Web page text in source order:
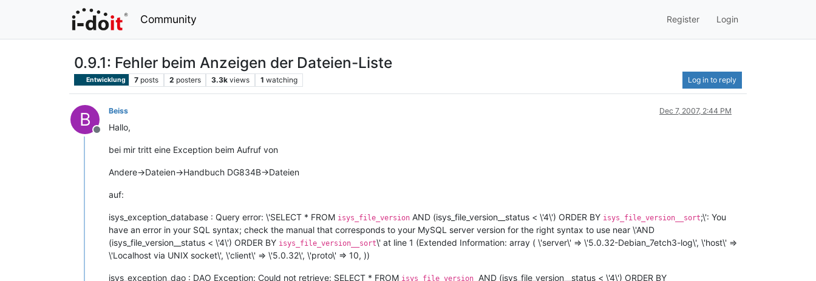
Community Register Login
0.9.1: Fehler beim Anzeigen der Dateien-Liste
Entwicklung 7 posts 2 posters 3.3k views 1 watching Log in to reply
B
Offline
Beiss Dec 7, 2007, 2:44 PM
Hallo,
bei mir tritt eine Exception beim Aufruf von
Andere->Dateien->Handbuch DG834B->Dateien
auf:
isys_exception_database : Query error: \'SELECT * FROM isys_file_version AND (isys_file_version__status < \'4\') ORDER BY isys_file_version__sort;\': You
have an error in your SQL syntax; check the manual that corresponds to your MySQL server version for the right syntax to use near \'AND
(isys_file_version__status < \'4\') ORDER BY isys_file_version__sort\' at line 1 (Extended Information: array ( \'server\' => \'5.0.32-Debian_7etch3-log\', \'host\' =>
\'Localhost via UNIX socket\', \'client\' => \'5.0.32\', \'proto\' => 10, ))
isys_exception_dao : DAO Exception: Could not retrieve: SELECT * FROM isys_file_version AND (isys_file_version__status < \'4\') ORDER BY